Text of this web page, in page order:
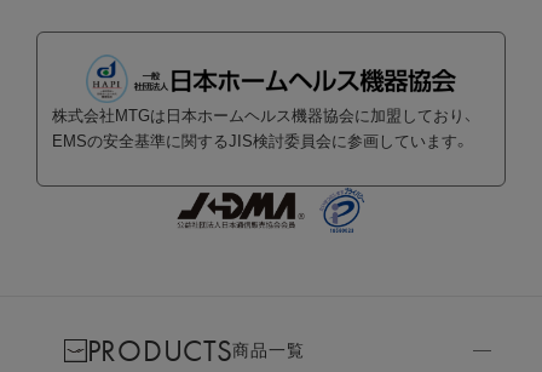
株式会社MTGは日本ホームヘルス機器協会に加盟しており、
EMSの安全基準に関するJIS検討委員会に参画しています。
PRODUCTS商品一覧